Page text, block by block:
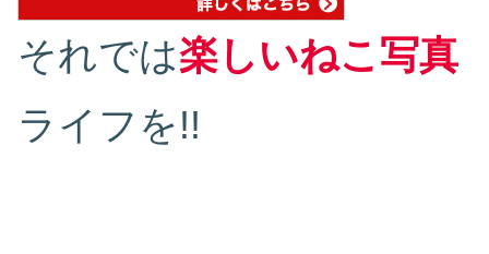
それでは楽しいねこ写真
ライフを!!